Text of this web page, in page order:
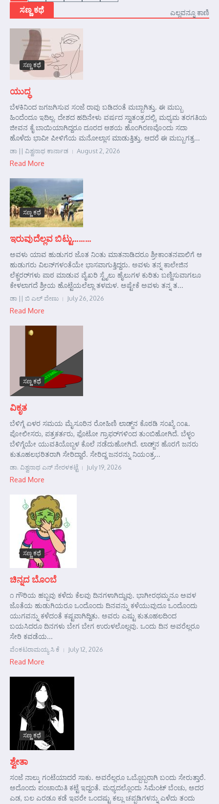
ಸಣ್ಣ ಕಥೆ ಎಲ್ಲವನ್ನೂ ಕಾಣಿ
ಸಣ್ಣ ಕಥೆ
ಯುದ್ಧ
ಬೆಳಕಿನಿಂದ ಜಗಜಗಿಸುವ ಸಂಜೆ ರಾವು ಬಡಿದಂತೆ ಮಬ್ಬಾಗಿತ್ತು. ಈ ಮಬ್ಬು
ಹಿಂದೆಂದೂ ಇದಿಲ್ಲ. ದೇಶದ ಹದಿನೇಳು ವರ್ಷದ ಸ್ವಾತಂತ್ರದಲ್ಲಿ, ಮಧ್ಯಮ ತರಗತಿಯ
ಜೀವನ ಕೈ ಬಾಯಿಯಾಗಿದ್ದರೂ ದೂರದ ಆಶಯ ಹೊಂಗಿರಣವೊಂದು ಸದಾ
ಹೊಳೆದು ಭಾವೀ ಪೀಳಿಗೆಯ ಮನೋಲ್ಲಾಸ ಮಾಡುತ್ತಿತ್ತು. ಆದರೆ ಈ ಮಬ್ಬುಗತ್ತ...
ಡಾ || ವಿಶ್ವನಾಥ ಕಾರ್ನಾಡ August 2, 2026
Read More
ಸಣ್ಣ ಕಥೆ
ಇರುವುದೆಲ್ಲವ ಬಿಟ್ಟು………
ಅವಳು ಯಾವ ಹುಡುಗರ ಜೊತ ನಿಂತು ಮಾತನಾಡಿದರೂ ಶ್ರೀಕಾಂತನಪಾಲಿಗೆ ಆ
ಹುಡುಗರು ವಿಲನ್‌ಗಳಂತೆಯೇ ಭಾಸವಾಗುತ್ತಿದ್ದರು. ಅವಳು ತನ್ನ ಕಾಲೇಜಿನ
ಲೆಕ್ಚರರ್‌ಗಳು ಪಾಠ ಮಾಡುವ ವೈಖರಿ ಸ್ಟೈಲು ಹೈಲುಗಳ ಕುರಿತು ಬಣ್ಣಿಸುವಾಗಲೂ
ಕೇಳಲಾಗದೆ ಶ್ರೀಯ ಹೊಟ್ಟೆಯಲೆಲ್ಲಾ ತಳಮಳ. ಅಷ್ಟೇಕೆ ಅವಳು ತನ್ನ ತ...
ಡಾ || ಬಿ ಎಲ್ ವೇಣು July 26, 2026
Read More
ಸಣ್ಣ ಕಥೆ
ವಿಕೃತ
ಬೆಳಿಗ್ಗೆ ಏಳರ ಸಮಯ ಮೈಸೂರಿನ ರೋಹಿಣಿ ಲಾಡ್ಜ್‌ನ ಕೊಠಡಿ ಸಂಖ್ಯೆ ೧೦೩.
ಪೋಲೀಸರು, ಪತ್ರಕರ್ತರು, ಫೊಟೋ ಗ್ರಾಫರ್‌ಗಳಿಂದ ತುಂಬಿಹೋಗಿದೆ. ಬೆಳ್ಳಂ
ಬೆಳಿಗ್ಗೆಯೇ ಯುವತಿಯೊಬ್ಬಳ ಕೊಲೆ ನಡೆದುಹೋಗಿದೆ. ಲಾಡ್ಜ್‌ನ ಹೊರಗೆ ಜನರು
ಕುತೂಹಲಭರಿತರಾಗಿ ಸೇರಿದ್ದಾರೆ. ಸೇರಿದ್ದ ಜನರನ್ನು ನಿಯಂತ್ರ...
ಡಾ. ವಿಶ್ವನಾಥ ಎನ್ ನೇರಳಕಟ್ಟೆ July 19, 2026
Read More
ಸಣ್ಣ ಕಥೆ
ಚಿನ್ನದ ಬೊಂಬೆ
೧ ಗೌರಿಯ ಹಬ್ಬವು ಕಳೆದು ಕೆಲವು ದಿನಗಳಾಗಿದ್ದುವು. ಭಾಗೀರಥಮ್ಮನೂ ಅವಳ
ಜೊತೆಯ ಹುಡುಗಿಯರೂ ಒಂದೊಂದು ದಿನವನ್ನು ಕಳೆಯುವುದೂ ಒಂದೊಂದು
ಯುಗವನ್ನು ಕಳೆದಂತೆ ಕಷ್ಟವಾಗಿದ್ದಿತು. ಅವರು ಎಷ್ಟು ಕುತೂಹಲದಿಂದ
ಬಯಸಿದರೂ ದಿನಗಳು ಬೇಗ ಬೇಗ ಉರುಳಲೊಲ್ಲವು. ಒಂದು ದಿನ ಅವರೆಲ್ಲರೂ
ಸೇರಿ ಕವಡೆಯ...
ವೆಂಕಟರಾಮಯ್ಯ ಸಿ ಕೆ July 12, 2026
Read More
ಸಣ್ಣ ಕಥೆ
ಶ್ವೇತಾ
ಸಂಜೆ ನಾಲ್ಕು ಗಂಟೆಯಾದರೆ ಸಾಕು. ಅವರೆಲ್ಲರೂ ಒಬ್ಬೊಬ್ಬರಾಗಿ ಬಂದು ಸೇರುತ್ತಾರೆ.
ಅದೊಂದು ಪಂಚಾಯಿತಿ ಕಟ್ಟೆ ಇದ್ದಂತೆ. ಮಧ್ಯದಲ್ಲೊಂದು ಸಿಮೆಂಟ್ ಬೆಂಚು, ಅದರ
ಎಡ, ಬಲ ಎರಡೂ ಕಡೆ ಇವರೇ ಒಂದಷ್ಟು ಕಲ್ಲು ಚಪ್ಪಡಿಗಳನ್ನು ಎಳೆದು ತಂದು